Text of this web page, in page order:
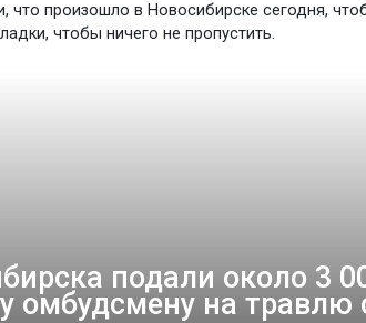
произошло в Новосибирске сегодня,
чтобы ничего не пропустить.
подали около 3
омбудсмену на травлю